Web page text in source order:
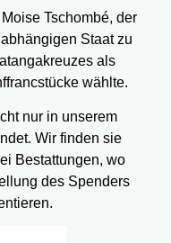
Tschombé, der
Staat zu
als
wählte.
nur in unserem
Wir finden sie
Bestattungen, wo
des Spenders